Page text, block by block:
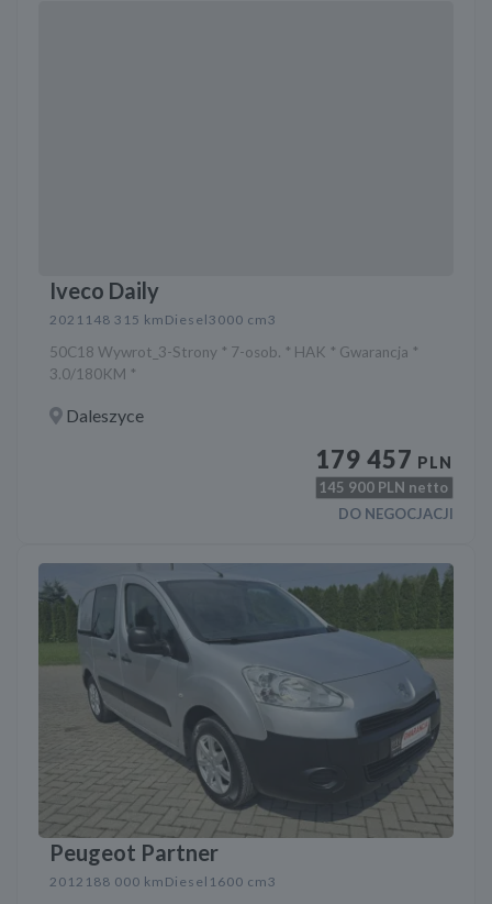
Iveco Daily
2021 148 315 km Diesel3000 cm3
50C18 Wywrot_3-Strony * 7-osob. * HAK * Gwarancja *
3.0/180KM *
Daleszyce
179 457 PLN
145 900 PLN netto
DO NEGOCJACJI
Peugeot Partner
2012 188 000 km Diesel 1600 cm3